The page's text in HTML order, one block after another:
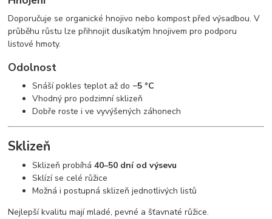
Doporučuje se organické hnojivo nebo kompost před výsadbou. V
průběhu růstu lze přihnojit dusíkatým hnojivem pro podporu
listové hmoty.
Odolnost
Snáší pokles teplot až do −5 °C
Vhodný pro podzimní sklizeň
Dobře roste i ve vyvýšených záhonech
Sklizeň
Sklizeň probíhá40–50 dní od výsevu
Sklízí se celé růžice
Možná i postupná sklizeň jednotlivých listů
Nejlepší kvalitu mají mladé, pevné a šťavnaté růžice.